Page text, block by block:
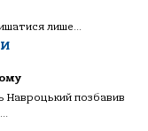
лише...
Навроцький позбавив